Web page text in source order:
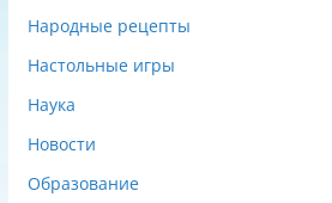
Народные рецепты
Настольные игры
Наука
Новости
Образование